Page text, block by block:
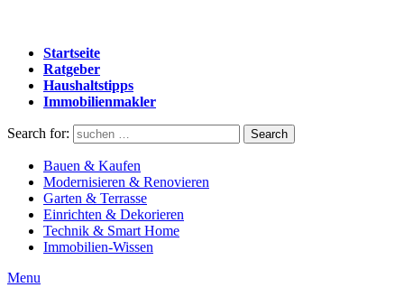
Startseite
Ratgeber
Haushaltstipps
Immobilienmakler
Search for: Search
Bauen & Kaufen
Modernisieren & Renovieren
Garten & Terrasse
Einrichten & Dekorieren
Technik & Smart Home
Immobilien-Wissen
Menu